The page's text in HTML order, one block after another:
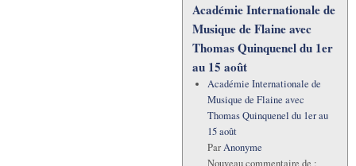
Académie Internationale de
Musique de Flaine avec
Thomas Quinquenel du 1er
au 15 août
Académie Internationale de
Musique de Flaine avec
Thomas Quinquenel du 1er au
15 août
ParAnonyme
Nouveau commentaire de :